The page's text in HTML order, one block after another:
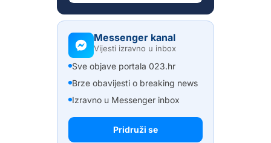
Messenger kanal
Vijesti izravno u inbox
Sve objave portala 023.hr
Brze obavijesti o breaking news
Izravno u Messenger inbox
Pridruži se